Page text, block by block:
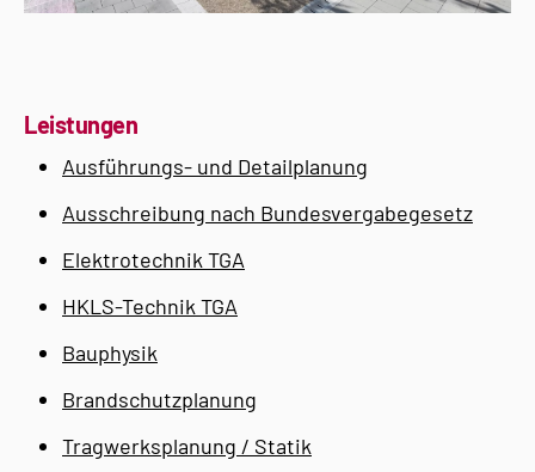
Leistungen
Ausführungs- und Detailplanung
Ausschreibung nach Bundesvergabegesetz
Elektrotechnik TGA
HKLS-Technik TGA
Bauphysik
Brandschutzplanung
Tragwerksplanung / Statik